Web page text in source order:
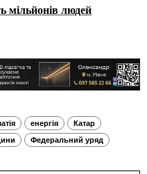
мільйонів людей
енергія
Катар
Федеральний уряд